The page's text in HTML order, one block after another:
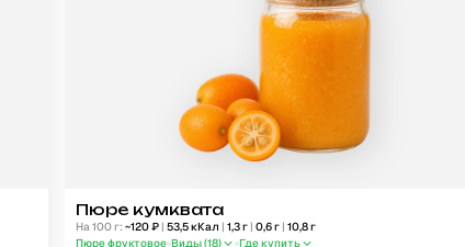
Пюре кумквата
На 100 г: ~120₽ | 53,5кКал | 1,3г | 0,6г | 10,8г
Пюре фруктовое Виды (18) Где купить